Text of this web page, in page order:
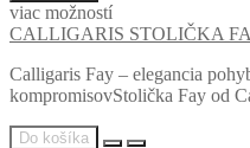
viac možností
CALLIGARIS STOLIČKA
Calligaris Fay – elegancia
kompromisovStolička Fay od
Do košíka